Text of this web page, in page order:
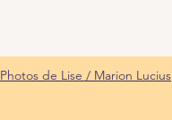
Photos de Lise / Marion Lucius